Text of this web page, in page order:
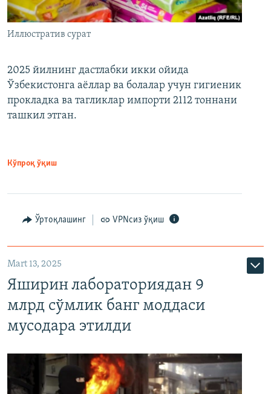
Иллюстратив сурат
2025 йилнинг дастлабки икки ойида
Ўзбекистонга аёллар ва болалар учун гигиеник
прокладка ва тагликлар импорти 2112 тоннани
ташкил этган.
Кўпроқ ўқиш
Ўртоқлашинг VPNсиз ўқиш
Mart 13, 2025
Яширин лабораториядан 9
млрд сўмлик банг моддаси
мусодара этилди